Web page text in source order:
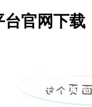
官网下载
完美平